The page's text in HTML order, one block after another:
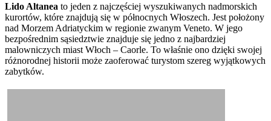
Lido Altanea to jeden z najczęściej wyszukiwanych nadmorskich
kurortów, które znajdują się w północnych Włoszech. Jest położony
nad Morzem Adriatyckim w regionie zwanym Veneto. W jego
bezpośrednim sąsiedztwie znajduje się jedno z najbardziej
malowniczych miast Włoch – Caorle. To właśnie ono dzięki swojej
różnorodnej historii może zaoferować turystom szereg wyjątkowych
zabytków.